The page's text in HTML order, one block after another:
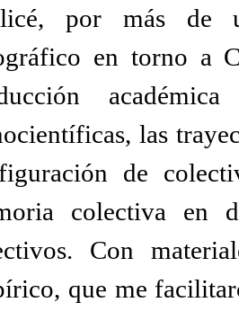
por más de
en torno a
las
de
colectiva en
Con
que me